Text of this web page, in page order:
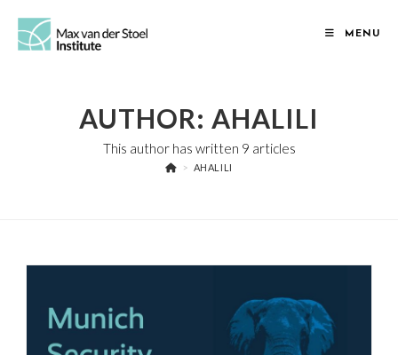
content
MENU
AUTHOR: AHALILI
This author has written 9 articles
> AHALILI